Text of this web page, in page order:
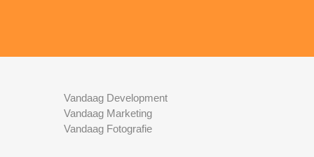
Vandaag Development
Vandaag Marketing
Vandaag Fotografie